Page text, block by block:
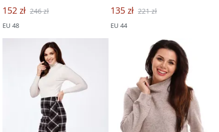
152 zł 246 zł
EU 48
135 zł 221 zł
EU 44